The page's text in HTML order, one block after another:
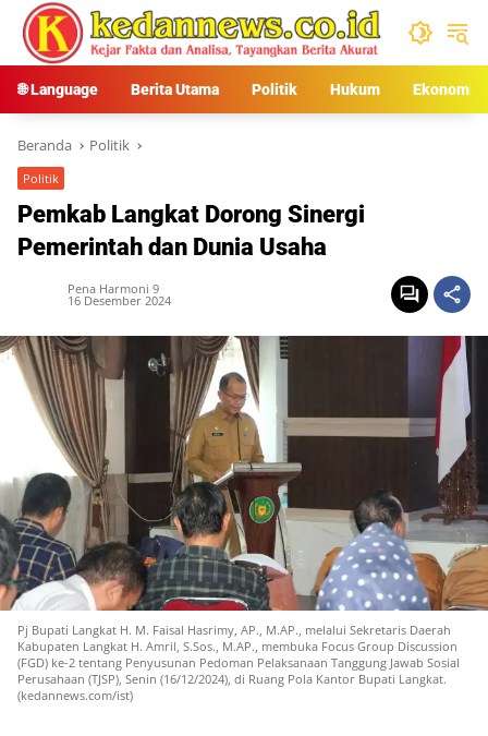
Langsung
konten
🌐 Language Berita Utama Politik Hukum Ekonomi
Beranda Politik
Politik
Pemkab Langkat Dorong Sinergi
Pemerintah dan Dunia Usaha
Pena Harmoni 9
16 Desember 2024
Pj Bupati Langkat H. M. Faisal Hasrimy, AP., M.AP., melalui Sekretaris Daerah
Kabupaten Langkat H. Amril, S.Sos., M.AP., membuka Focus Group Discussion
(FGD) ke-2 tentang Penyusunan Pedoman Pelaksanaan Tanggung Jawab Sosial
Perusahaan (TJSP), Senin (16/12/2024), di Ruang Pola Kantor Bupati Langkat.
(kedannews.com/ist)